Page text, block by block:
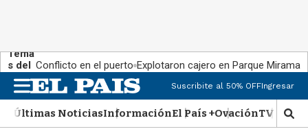
Tema
s del
día:
Conflicto en el puerto Explotaron cajero en Parque Miramar
n
u
Suscribite al 50% OFFIngresar
Últimas NoticiasInformaciónEl País +OvaciónTV Show
M
o